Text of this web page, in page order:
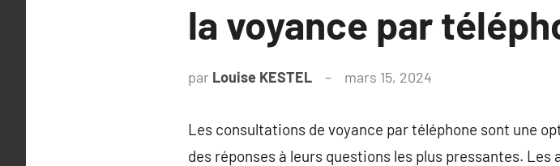
la voyance par
par Louise KESTEL mars 15, 2024
Les consultations de voyance par téléphone sont une
des réponses à leurs questions les plus pressantes.